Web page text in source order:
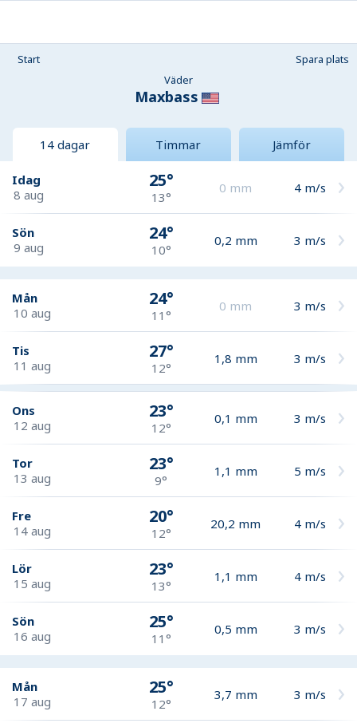
Start
Spara plats
Väder
Maxbass
14 dagar Timmar Jämför
Idag
8 aug
25°
13°
0 mm 4 m/s
Sön
9 aug
24°
10°
0,2 mm 3 m/s
Mån
10 aug
24°
11°
0 mm 3 m/s
Tis
11 aug
27°
12°
1,8 mm 3 m/s
Ons
12 aug
23°
12°
0,1 mm 3 m/s
Tor
13 aug
23°
9°
1,1 mm 5 m/s
Fre
14 aug
20°
12°
20,2 mm 4 m/s
Lör
15 aug
23°
13°
1,1 mm 4 m/s
Sön
16 aug
25°
11°
0,5 mm 3 m/s
Mån
17 aug
25°
12°
3,7 mm 3 m/s